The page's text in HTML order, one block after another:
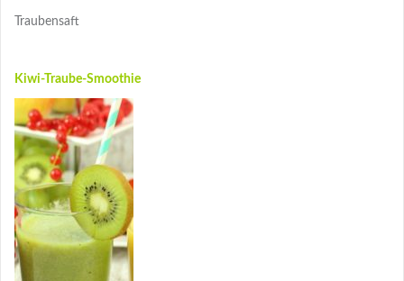
Traubensaft
Kiwi-Traube-Smoothie